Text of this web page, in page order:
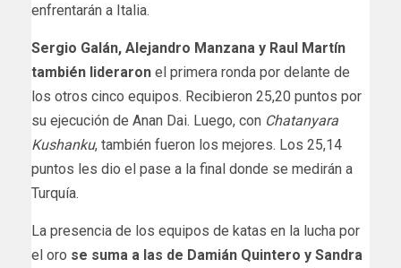
enfrentarán a Italia.
Sergio Galán, Alejandro Manzana y Raul Martín
también lideraron el primera ronda por delante de
los otros cinco equipos. Recibieron 25,20 puntos por
su ejecución de Anan Dai. Luego, con Chatanyara
Kushanku, también fueron los mejores. Los 25,14
puntos les dio el pase a la final donde se medirán a
Turquía.
La presencia de los equipos de katas en la lucha por
el oro se suma a las de Damián Quintero y Sandra